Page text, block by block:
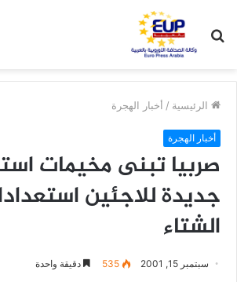
عن
الرئيسية / أخبار الهجرة
أخبار الهجرة
صربيا تبنى مخيمات
جديدة للاجئين
الشتاء
سبتمبر 15, 2001 535 دقيقة واحدة